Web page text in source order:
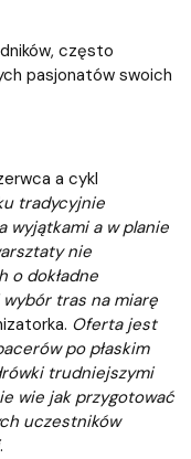
często
pasjonatów swoich
a cykl
tradycyjnie
wyjątkami a w planie
nie
o dokładne
tras na miarę
Oferta jest
po płaskim
trudniejszymi
wie jak przygotować
uczestników
.